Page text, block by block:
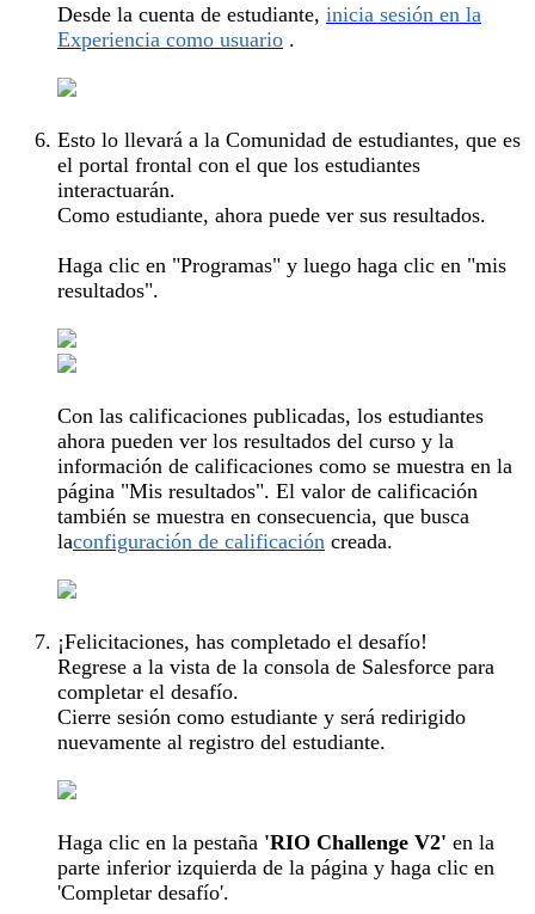
Desde la cuenta de estudiante, inicia sesión en la
Experiencia como usuario .
Esto lo llevará a la Comunidad de estudiantes, que es
el portal frontal con el que los estudiantes
interactuarán.
Como estudiante, ahora puede ver sus resultados.
Haga clic en "Programas" y luego haga clic en "mis
resultados".
Con las calificaciones publicadas, los estudiantes
ahora pueden ver los resultados del curso y la
información de calificaciones como se muestra en la
página "Mis resultados". El valor de calificación
también se muestra en consecuencia, que busca
laconfiguración de calificación creada.
¡Felicitaciones, has completado el desafío!
Regrese a la vista de la consola de Salesforce para
completar el desafío.
Cierre sesión como estudiante y será redirigido
nuevamente al registro del estudiante.
Haga clic en la pestaña 'RIO Challenge V2' en la
parte inferior izquierda de la página y haga clic en
'Completar desafío'.